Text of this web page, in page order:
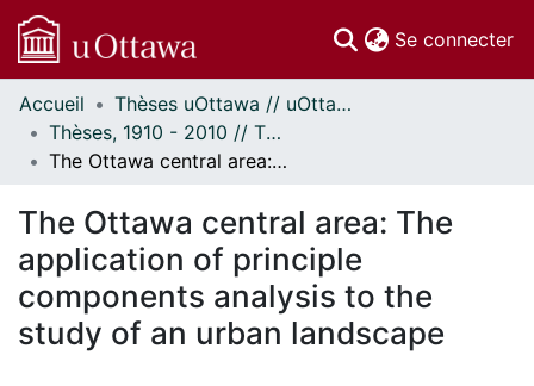
Se connecter
Communautés
et collections
Parcourir
À propos
Accueil
Thèses uOttawa // uOttawa Theses
Thèses, 1910 - 2010 // Theses, 1910 - 2010
The Ottawa central area: The application of principle components analysis to the study of an urban landscape
The Ottawa central area: The
application of principle
components analysis to the
study of an urban landscape